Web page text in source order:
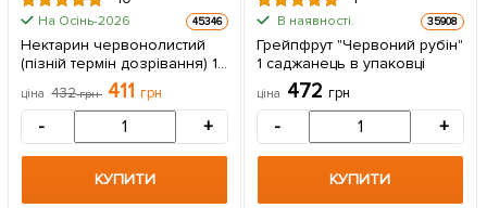
На Осінь-2026 45346
Нектарин червонолистий
(пізній термін дозрівання) 1
саджанець в упаковці
ціна 432грн 411 грн
- +
КУПИТИ
В наявності. 35908
Грейпфрут "Червоний рубін"
1 саджанець в упаковці
ціна 472 грн
- +
КУПИТИ